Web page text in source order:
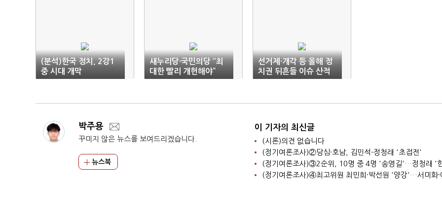
(분석)한국 정치, 2강1
중 시대 개막
새누리당·국민의당 “최
대한 빨리 개헌해야”
선거제·개각 등 올해 정
치권 뒤흔들 이슈 산적
박주용
꾸미지 않은 뉴스를 보여드리겠습니다.
뉴스북
이 기자의 최신글
(시론)의견 없습니다
(정기여론조사)②당심·호남, 김민석-정청래 '초접전'